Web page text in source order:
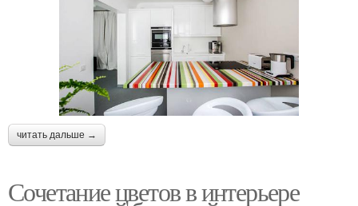
читать дальше →
Сочетание цветов в интерьере